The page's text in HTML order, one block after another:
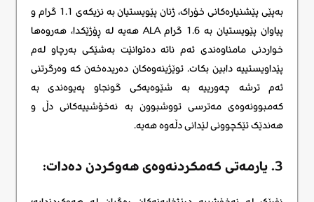
بەپێی پێشنیارەکانی خۆراک، ژنان پێویستیان بە نزیکەی 1.1 گرام و
پیاوان پێویستیان بە 1.6 گرام ALA هەیە لە ڕۆژێکدا، هەروەها
خواردنی مامناوەندی ئەم ناتە دەتوانێت بەشێکی بەرچاو لەم
پێداویستییە دابین بکات. توێژینەوەکان دەریدەخەن کە وەرگرتنی
ئەم ترشە چەورییە بە شێوەیەکی گونجاو پەیوەندی بە
کەمبوونەوەی مەترسی تووشبوون بە نەخۆشییەکانی دڵ و
هەندێک تێکچوونی لێدانی دڵەوە هەیە.
3. یارمەتی کەمکردنەوەی هەوکردن دەدات: